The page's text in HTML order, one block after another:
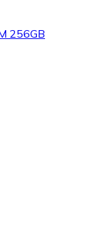
256GB